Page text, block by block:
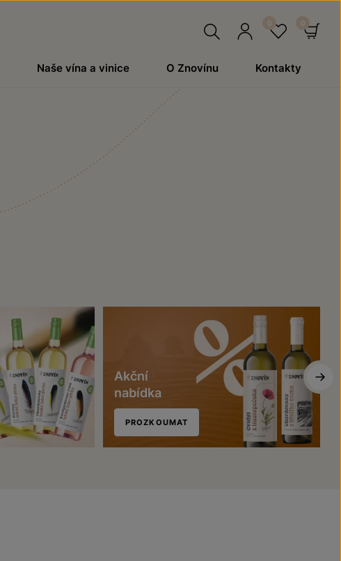
Naše vína a vinice O Znovínu Kontakty
Akční
nabídka
PROZKOUMAT